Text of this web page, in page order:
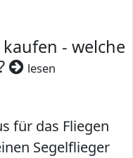
- welche
lesen
für das Fliegen
Segelflieger